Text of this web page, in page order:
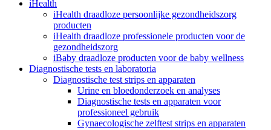
iHealth
iHealth draadloze persoonlijke gezondheidszorg
producten
iHealth draadloze professionele producten voor de
gezondheidszorg
iBaby draadloze producten voor de baby wellness
Diagnostische tests en laboratoria
Diagnostische test strips en apparaten
Urine en bloedonderzoek en analyses
Diagnostische tests en apparaten voor
professioneel gebruik
Gynaecologische zelftest strips en apparaten